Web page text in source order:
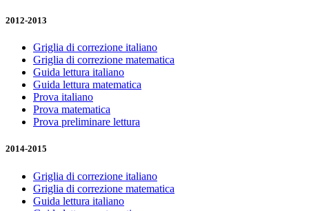
2012-2013
Griglia di correzione italiano
Griglia di correzione matematica
Guida lettura italiano
Guida lettura matematica
Prova italiano
Prova matematica
Prova preliminare lettura
2014-2015
Griglia di correzione italiano
Griglia di correzione matematica
Guida lettura italiano